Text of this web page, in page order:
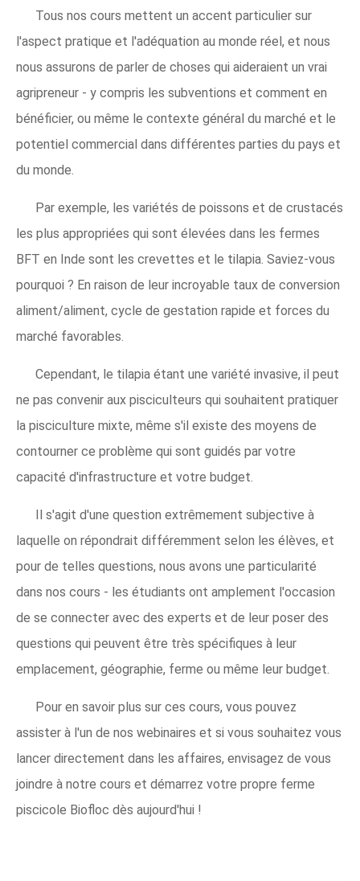
Tous nos cours mettent un accent particulier sur
l'aspect pratique et l'adéquation au monde réel, et nous
nous assurons de parler de choses qui aideraient un vrai
agripreneur - y compris les subventions et comment en
bénéficier, ou même le contexte général du marché et le
potentiel commercial dans différentes parties du pays et
du monde.
Par exemple, les variétés de poissons et de crustacés
les plus appropriées qui sont élevées dans les fermes
BFT en Inde sont les crevettes et le tilapia. Saviez-vous
pourquoi ? En raison de leur incroyable taux de conversion
aliment/aliment, cycle de gestation rapide et forces du
marché favorables.
Cependant, le tilapia étant une variété invasive, il peut
ne pas convenir aux pisciculteurs qui souhaitent pratiquer
la pisciculture mixte, même s'il existe des moyens de
contourner ce problème qui sont guidés par votre
capacité d'infrastructure et votre budget.
Il s'agit d'une question extrêmement subjective à
laquelle on répondrait différemment selon les élèves, et
pour de telles questions, nous avons une particularité
dans nos cours - les étudiants ont amplement l'occasion
de se connecter avec des experts et de leur poser des
questions qui peuvent être très spécifiques à leur
emplacement, géographie, ferme ou même leur budget.
Pour en savoir plus sur ces cours, vous pouvez
assister à l'un de nos webinaires et si vous souhaitez vous
lancer directement dans les affaires, envisagez de vous
joindre à notre cours et démarrez votre propre ferme
piscicole Biofloc dès aujourd'hui !